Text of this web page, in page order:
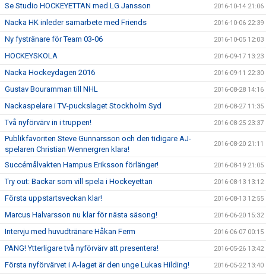
Se Studio HOCKEYETTAN med LG Jansson 2016-10-14 21:06
Nacka HK inleder samarbete med Friends 2016-10-06 22:39
Ny fystränare för Team 03-06 2016-10-05 12:03
HOCKEYSKOLA 2016-09-17 13:23
Nacka Hockeydagen 2016 2016-09-11 22:30
Gustav Bouramman till NHL 2016-08-28 14:16
Nackaspelare i TV-puckslaget Stockholm Syd 2016-08-27 11:35
Två nyförvärv in i truppen! 2016-08-25 23:37
Publikfavoriten Steve Gunnarsson och den tidigare AJ-
spelaren Christian Wennergren klara!
2016-08-20 21:11
Succémålvakten Hampus Eriksson förlänger! 2016-08-19 21:05
Try out: Backar som vill spela i Hockeyettan 2016-08-13 13:12
Första uppstartsveckan klar! 2016-08-13 12:55
Marcus Halvarsson nu klar för nästa säsong! 2016-06-20 15:32
Intervju med huvudtränare Håkan Ferm 2016-06-07 00:15
PANG! Ytterligare två nyförvärv att presentera! 2016-05-26 13:42
Första nyförvärvet i A-laget är den unge Lukas Hilding! 2016-05-22 13:40